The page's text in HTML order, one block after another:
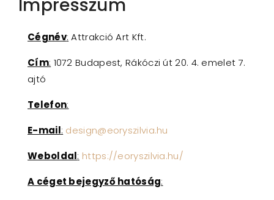
Impresszum
Cégnév: Attrakció Art Kft.
Cím: 1072 Budapest, Rákóczi út 20. 4. emelet 7.
ajtó
Telefon:
E-mail: design@eoryszilvia.hu
Weboldal: https://eoryszilvia.hu/
A céget bejegyző hatóság: